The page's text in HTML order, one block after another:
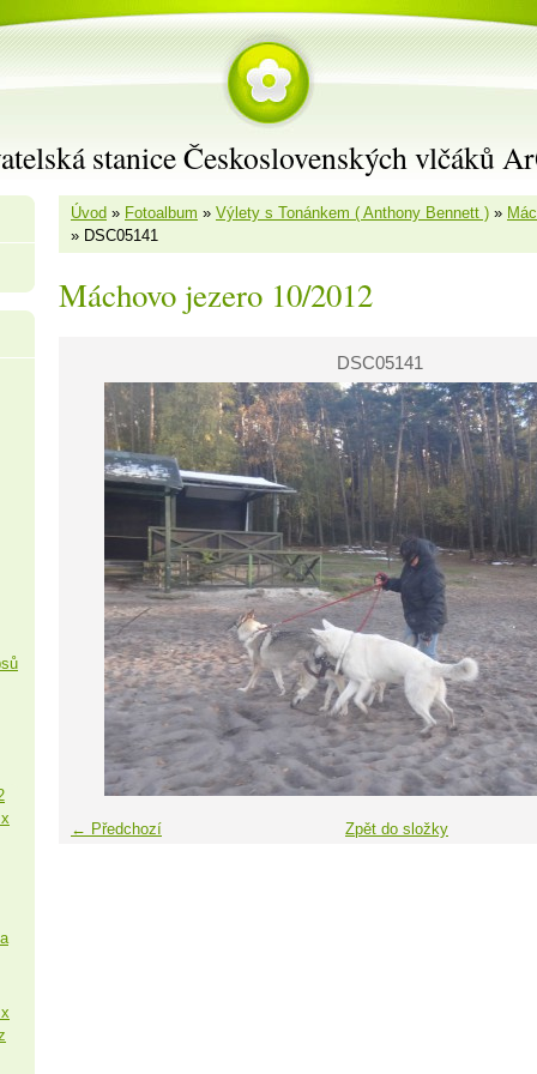
stanice Československých vlčáků
Úvod » Fotoalbum » Výlety s Tonánkem ( Anthony Bennett ) »
» DSC05141
Máchovo jezero 10/2012
DSC05141
← Předchozí Zpět do složky